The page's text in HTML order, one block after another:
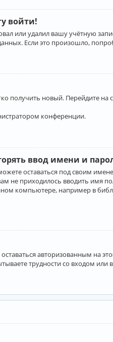
войти!
или удалил вашу учётную
Если это произошло,
получить новый. Перейдите
конференции.
ввод имени и
оставаться под своим
не приходилось вводить имя
компьютере, например в
авторизованным на
трудности со входом